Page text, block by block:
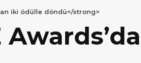
iki ödülle döndü</strong>